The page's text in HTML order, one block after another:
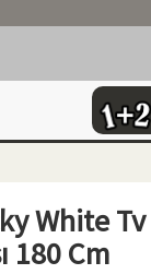
White Tv
180 Cm